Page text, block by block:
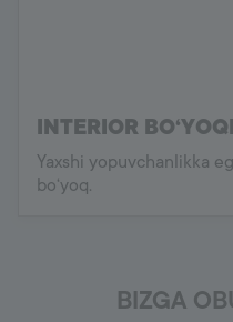
INTERIOR BO‘YOQI
Yaxshi yopuvchanlikka
bo‘yoq.
BIZGA